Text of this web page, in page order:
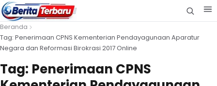
Beranda
Tag: Penerimaan CPNS Kementerian Pendayagunaan Aparatur
Negara dan Reformasi Birokrasi 2017 Online
Tag: Penerimaan CPNS